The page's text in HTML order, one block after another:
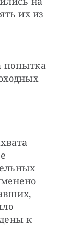
их из
попытка
к